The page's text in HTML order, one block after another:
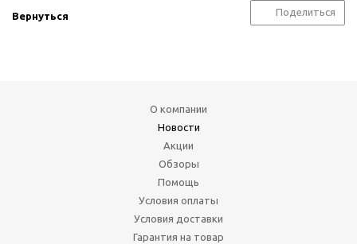
Вернуться Поделиться
О компании
Новости
Акции
Обзоры
Помощь
Условия оплаты
Условия доставки
Гарантия на товар